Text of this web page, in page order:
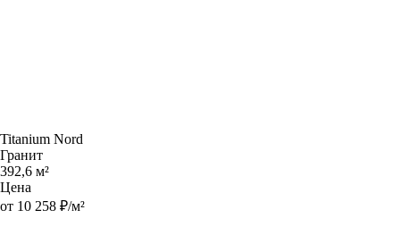
Titanium Nord
Гранит
392,6 м²
Цена
от 10 258 ₽/м²